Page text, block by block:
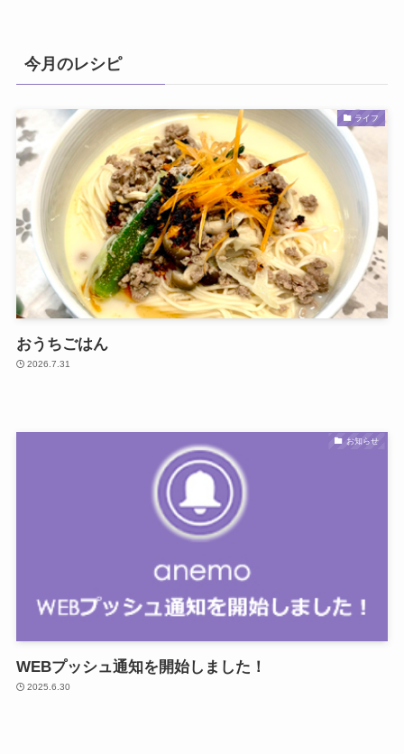
今月のレシピ
ライフ
おうちごはん
2026.7.31
お知らせ
WEBプッシュ通知を開始しました！
2025.6.30